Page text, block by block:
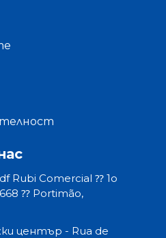
Rubi Comercial ⁇ 1o
⁇ Portimão,
център - Rua de